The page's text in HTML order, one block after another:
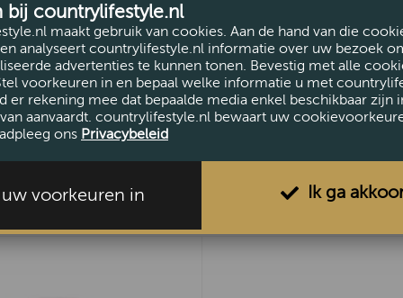
bij countrylifestyle.nl
maakt gebruik van cookies. Aan de hand van die
analyseert countrylifestyle.nl informatie over uw bezoek
advertenties te kunnen tonen. Bevestig met alle
voorkeuren in en bepaal welke informatie u met
er rekening mee dat bepaalde media enkel beschikbaar zijn
aanvaardt. countrylifestyle.nl bewaart uw
ons Privacybeleid
voorkeuren in Ik ga